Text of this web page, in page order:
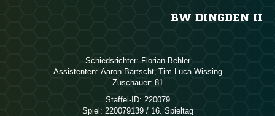
BW DINGDEN II
Schiedsrichter:  
Assistenten:  ,   
Zuschauer: 81
Staffel-ID: 220079
Spiel: 220079139 / 16. Spieltag